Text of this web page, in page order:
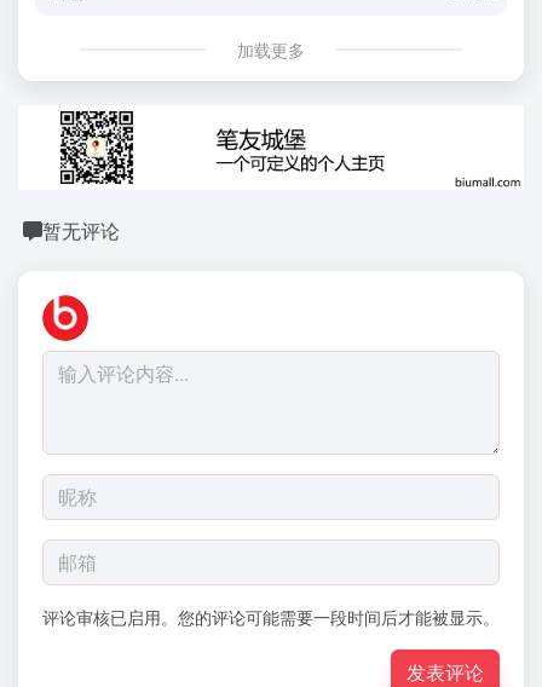
加载更多
暂无评论
评论审核已启用。您的评论可能需要一段时间后才能被显示。
发表评论